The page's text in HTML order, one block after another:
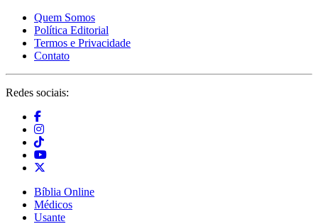
Quem Somos
Política Editorial
Termos e Privacidade
Contato
Redes sociais:
Bíblia Online
Médicos
Usante